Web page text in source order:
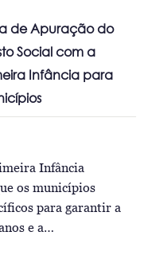
de Apuração do
Social com a
Infância para
Infância
os municípios
para garantir a
e a…